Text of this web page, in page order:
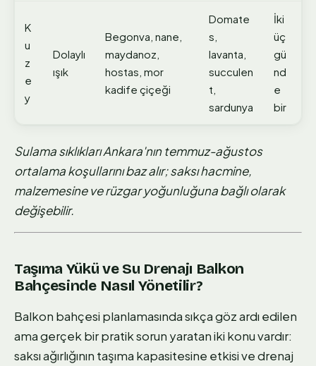
K
u
z
e
y
Dolaylı
ışık
Begonva, nane,
maydanoz,
hostas, mor
kadife çiçeği
Domate
s,
lavanta,
succulen
t,
sardunya
İki
üç
gü
nd
e
bir
Sulama sıklıkları Ankara'nın temmuz-ağustos
ortalama koşullarını baz alır; saksı hacmine,
malzemesine ve rüzgar yoğunluğuna bağlı olarak
değişebilir.
Taşıma Yükü ve Su Drenajı Balkon
Bahçesinde Nasıl Yönetilir?
Balkon bahçesi planlamasında sıkça göz ardı edilen
ama gerçek bir pratik sorun yaratan iki konu vardır:
saksı ağırlığının taşıma kapasitesine etkisi ve drenaj